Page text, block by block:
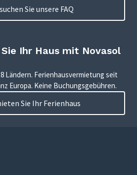
Sie unsere FAQ
Ihr Haus mit Novasol
Ländern. Ferienhausvermietung seit
Europa. Keine Buchungsgebühren.
Sie Ihr Ferienhaus